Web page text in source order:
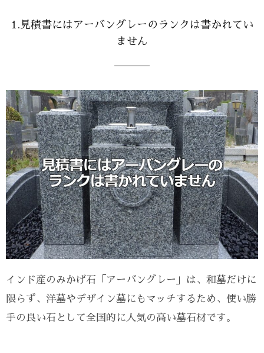
1.見積書にはアーバングレーのランクは書かれてい
ません
インド産のみかげ石「アーバングレー」は、和墓だけに
限らず、洋墓やデザイン墓にもマッチするため、使い勝
手の良い石として全国的に人気の高い墓石材です。